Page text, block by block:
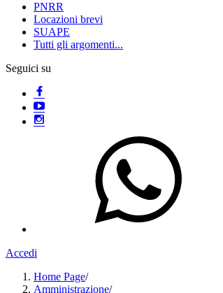
PNRR
Locazioni brevi
SUAPE
Tutti gli argomenti...
Seguici su
Accedi
Home Page/
Amministrazione/